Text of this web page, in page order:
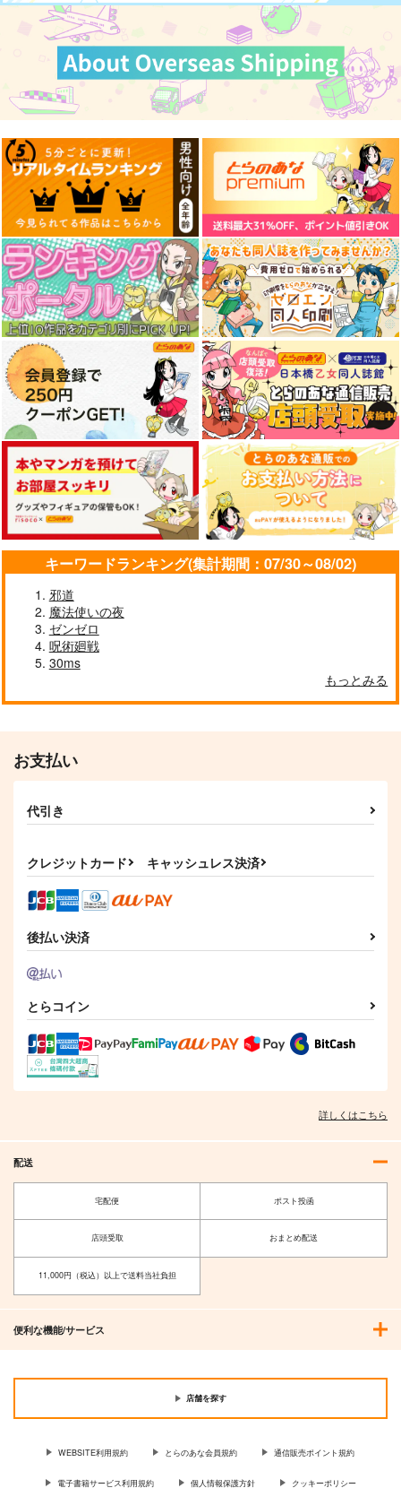
キーワードランキング(集計期間：07/30～08/02)
邪道
魔法使いの夜
ゼンゼロ
呪術廻戦
30ms
もっとみる
お支払い
代引き
クレジットカード キャッシュレス決済
後払い決済
とらコイン
詳しくはこちら
配送
宅配便 ポスト投函
店頭受取 おまとめ配送
11,000円（税込）以上で送料当社負担
便利な機能/サービス
店舗を探す
WEBSITE利用規約 とらのあな会員規約 通信販売ポイント規約
電子書籍サービス利用規約 個人情報保護方針 クッキーポリシー